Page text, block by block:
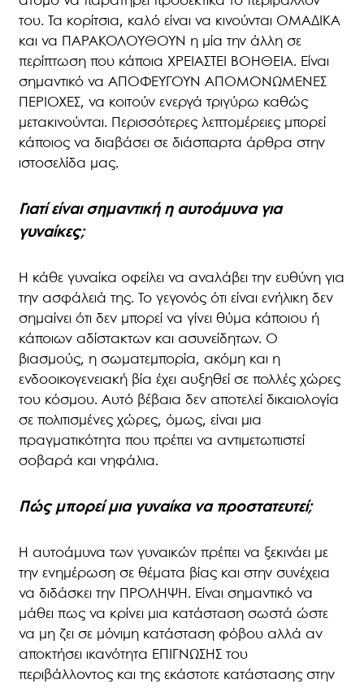
του. Τα κορίτσια, καλό είναι να κινούνται ΟΜΑΔΙΚΑ
και να ΠΑΡΑΚΟΛΟΥΘΟΥΝ η μία την άλλη σε
περίπτωση που κάποια ΧΡΕΙΑΣΤΕΙ ΒΟΗΘΕΙΑ. Είναι
σημαντικό να ΑΠΟΦΕΥΓΟΥΝ ΑΠΟΜΟΝΩΜΕΝΕΣ
ΠΕΡΙΟΧΕΣ, να κοιτούν ενεργά τριγύρω καθώς
μετακινούνται. Περισσότερες λεπτομέρειες μπορεί
κάποιος να διαβάσει σε διάσπαρτα άρθρα στην
ιστοσελίδα μας.
Γιατί είναι σημαντική η αυτοάμυνα για
γυναίκες;
Η κάθε γυναίκα οφείλει να αναλάβει την ευθύνη για
την ασφάλειά της. Το γεγονός ότι είναι ενήλικη δεν
σημαίνει ότι δεν μπορεί να γίνει θύμα κάποιου ή
κάποιων αδίστακτων και ασυνείδητων. Ο
βιασμούς, η σωματεμπορία, ακόμη και η
ενδοοικογενειακή βία έχει αυξηθεί σε πολλές χώρες
του κόσμου. Αυτό βέβαια δεν αποτελεί δικαιολογία
σε πολιτισμένες χώρες, όμως, είναι μια
πραγματικότητα που πρέπει να αντιμετωπιστεί
σοβαρά και νηφάλια.
Πώς μπορεί μια γυναίκα να προστατευτεί;
Η αυτοάμυνα των γυναικών πρέπει να ξεκινάει με
την ενημέρωση σε θέματα βίας και στην συνέχεια
να διδάσκει την ΠΡΟΛΗΨΗ. Είναι σημαντικό να
μάθει πως να κρίνει μια κατάσταση σωστά ώστε
να μη ζει σε μόνιμη κατάσταση φόβου αλλά αν
αποκτήσει ικανότητα ΕΠΙΓΝΩΣΗΣ του
περιβάλλοντος και της εκάστοτε κατάστασης στην